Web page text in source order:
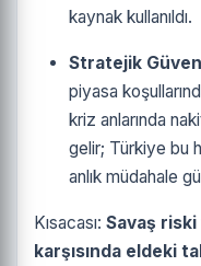
kaynak kullanıldı.
Stratejik
piyasa
kriz anlarında
gelir; Türkiye bu
anlık müdahale
Kısacası: Savaş riski
karşısında eldeki